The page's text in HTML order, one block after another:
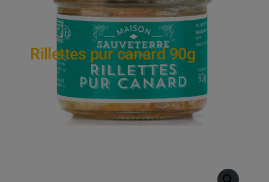
Rillettes pur canard 90g